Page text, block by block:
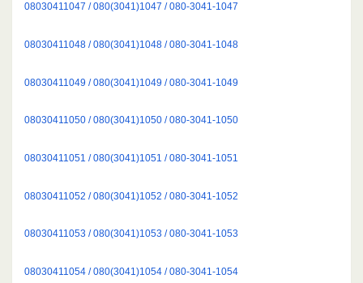
08030411047 / 080(3041)1047 / 080-3041-1047
08030411048 / 080(3041)1048 / 080-3041-1048
08030411049 / 080(3041)1049 / 080-3041-1049
08030411050 / 080(3041)1050 / 080-3041-1050
08030411051 / 080(3041)1051 / 080-3041-1051
08030411052 / 080(3041)1052 / 080-3041-1052
08030411053 / 080(3041)1053 / 080-3041-1053
08030411054 / 080(3041)1054 / 080-3041-1054